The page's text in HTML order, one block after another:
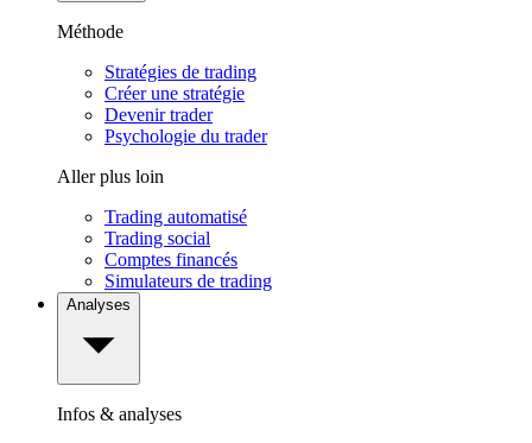
Méthode
Stratégies de trading
Créer une stratégie
Devenir trader
Psychologie du trader
Aller plus loin
Trading automatisé
Trading social
Comptes financés
Simulateurs de trading
Analyses
Infos & analyses